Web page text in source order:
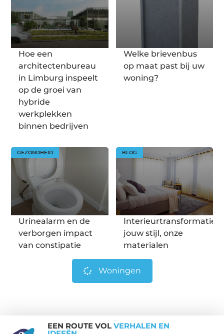
Hoe een
architectenbureau
in Limburg inspeelt
op de groei van
hybride
werkplekken
binnen bedrijven
Welke brievenbus
op maat past bij uw
woning?
GEZONDHEID
Urinealarm en de
verborgen impact
van constipatie
BLOG
Interieurtransformatie:
jouw stijl, onze
materialen
Woningen
EEN ROUTE VOL VERHALEN EN